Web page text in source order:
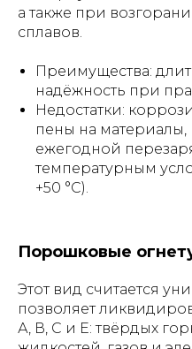
а также при
сплавов.
Преимущества:
надёжность при
Недостатки:
пены на
ежегодной
температурным
+50 °C).
Порошковые
Этот вид считается
позволяет
А, В, С и Е: твёрдых